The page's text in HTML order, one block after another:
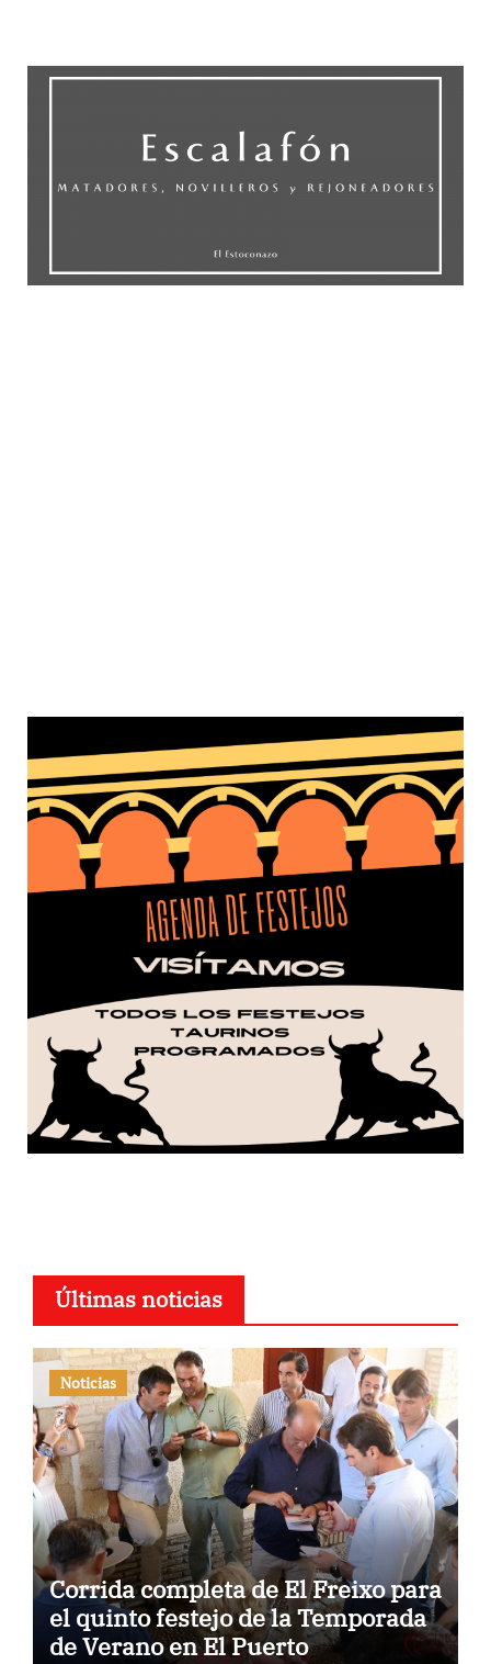
Últimas noticias
Noticias
Corrida completa de El Freixo para
el quinto festejo de la Temporada
de Verano en El Puerto